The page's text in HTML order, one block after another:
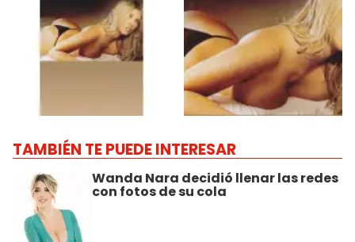
TAMBIÉN TE PUEDE INTERESAR
Wanda Nara decidió llenar las redes
con fotos de su cola